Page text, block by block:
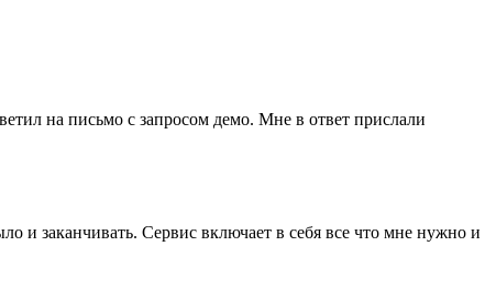
на письмо с запросом демо. Мне в ответ прислали
и заканчивать. Сервис включает в себя все что мне нужно и